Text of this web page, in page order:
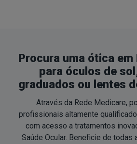
Procura uma ótica
para óculos de
graduados ou lentes
Através da Rede Medicare,
profissionais altamente
com acesso a tratamentos
Saúde Ocular. Beneficie de todas